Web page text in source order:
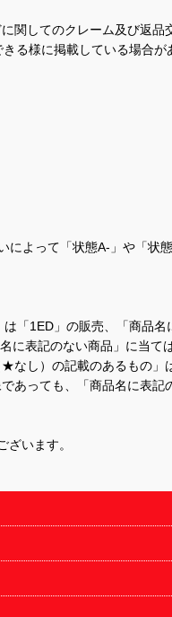
してのクレーム及び返品
る様に掲載している場合
よって「状態A-」や「状態
「1ED」の販売、「商品
表記のない商品」に当て
し）の記載のあるもの
っても、「商品名に表記
います。